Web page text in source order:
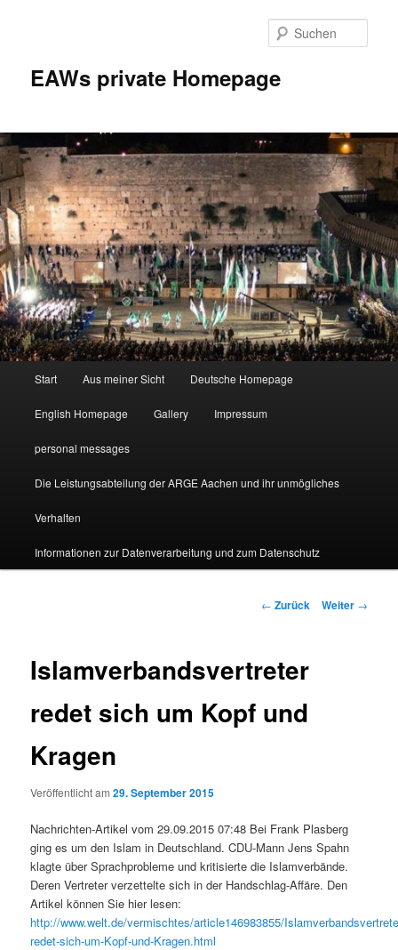
EAWs private Homepage
Start Aus meiner Sicht Deutsche Homepage
English Homepage Gallery Impressum
personal messages
Die Leistungsabteilung der ARGE Aachen und ihr unmögliches
Verhalten
Informationen zur Datenverarbeitung und zum Datenschutz
Beitragsnavigation
← Zurück Weiter →
Islamverbandsvertreter
redet sich um Kopf und
Kragen
Veröffentlicht am29. September 2015
Nachrichten-Artikel vom 29.09.2015 07:48 Bei Frank Plasberg
ging es um den Islam in Deutschland. CDU-Mann Jens Spahn
klagte über Sprachprobleme und kritisierte die Islamverbände.
Deren Vertreter verzettelte sich in der Handschlag-Affäre. Den
Artikel können Sie hier lesen:
http://www.welt.de/vermischtes/article146983855/
redet-sich-um-Kopf-und-Kragen.html